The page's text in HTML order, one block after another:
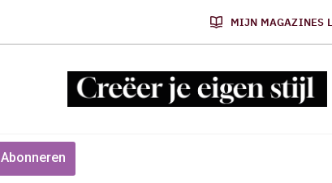
MIJN MAGAZINES
Abonneren